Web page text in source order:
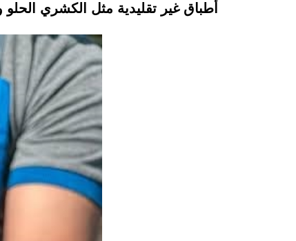
أطباق غير تقليدية مثل الكشري الحلو